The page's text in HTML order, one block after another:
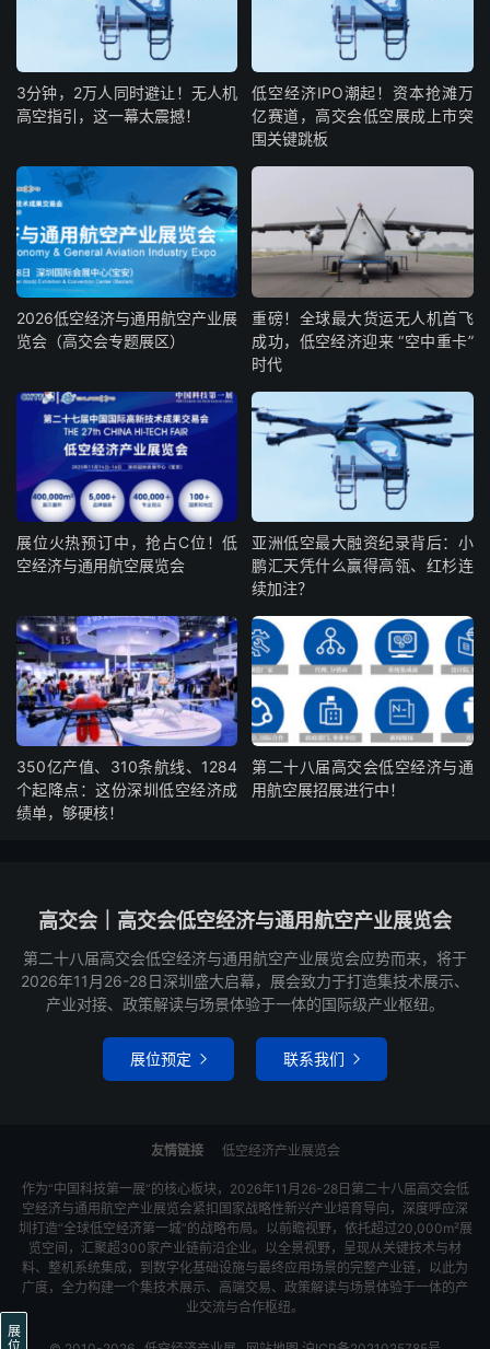
3分钟，2万人同时避让！无人机
高空指引，这一幕太震撼！
低空经济IPO潮起！资本抢滩万
亿赛道，高交会低空展成上市突
围关键跳板
2026低空经济与通用航空产业展
览会（高交会专题展区）
重磅！全球最大货运无人机首飞
成功，低空经济迎来 “空中重卡”
时代
展位火热预订中，抢占C位！低
空经济与通用航空展览会
亚洲低空最大融资纪录背后：小
鹏汇天凭什么赢得高瓴、红杉连
续加注？
350亿产值、310条航线、1284
个起降点：这份深圳低空经济成
绩单，够硬核！
第二十八届高交会低空经济与通
用航空展招展进行中！
高交会｜高交会低空经济与通用航空产业展览会
第二十八届高交会低空经济与通用航空产业展览会应势而来，将于
2026年11月26-28日深圳盛大启幕，展会致力于打造集技术展示、
产业对接、政策解读与场景体验于一体的国际级产业枢纽。
展位预定  联系我们 
友情链接 低空经济产业展览会
作为“中国科技第一展”的核心板块，2026年11月26-28日第二十八届高交会低
空经济与通用航空产业展览会紧扣国家战略性新兴产业培育导向，深度呼应深
圳打造“全球低空经济第一城”的战略布局。以前瞻视野，依托超过20,000m²展
览空间，汇聚超300家产业链前沿企业。以全景视野，呈现从关键技术与材
料、整机系统集成，到数字化基础设施与最终应用场景的完整产业链，以此为
广度，全力构建一个集技术展示、高端交易、政策解读与场景体验于一体的产
业交流与合作枢纽。
展